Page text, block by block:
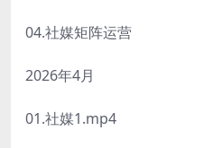
04.社媒矩阵运营
2026年4月
01.社媒1.mp4